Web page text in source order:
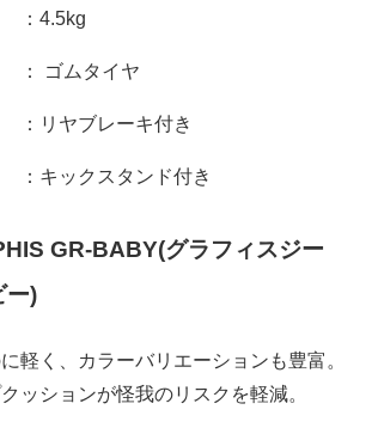
4.5kg
ムタイヤ
ヤブレーキ付き
ックスタンド付き
GR-BABY(グラフィスジー
ー)
軽く、カラーバリエーションも豊富。
ッションが怪我のリスクを軽減。